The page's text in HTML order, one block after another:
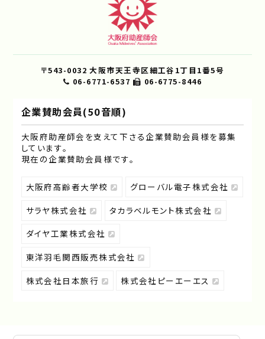
〒543-0032 大阪市天王寺区細工谷1丁目1番5号
06-6771-6537
06-6775-8446
企業賛助会員(50音順)
大阪府助産師会を支えて下さる企業賛助会員様を募集
しています｡
現在の企業賛助会員様です｡
大阪府高齢者大学校
グローバル電子株式会社
サラヤ株式会社
タカラベルモント株式会社
ダイヤ工業株式会社
東洋羽毛関西販売株式会社
株式会社日本旅行
株式会社ピーエーエス